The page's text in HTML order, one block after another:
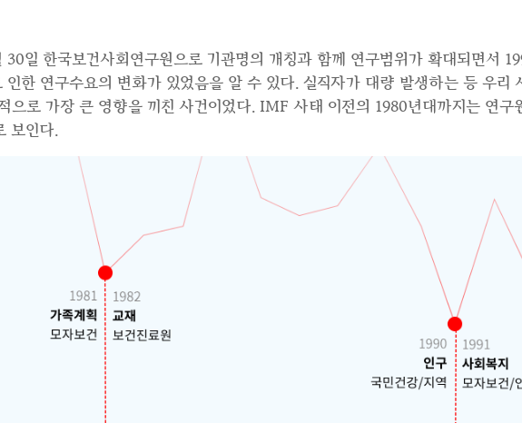
30일 한국보건사회연구원으로 기관명의 개칭과 함께 연구범위가 확대되면서
한 연구수요의 변화가 있었음을 알 수 있다. 실직자가 대량 발생하는 등 우
으로 가장 큰 영향을 끼친 사건이었다. IMF 사태 이전의 1980년대까지는 연
보인다.